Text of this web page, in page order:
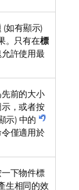
(如有顯示)
。只有在標
許使用最
前的大小
，或者按
示) 中的
僅適用於
下物件標
生相同的效